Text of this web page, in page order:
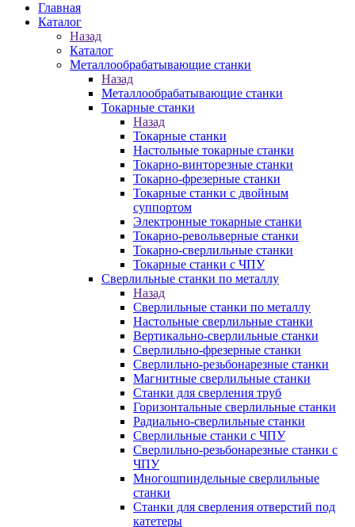
Главная
Каталог
Назад
Каталог
Металлообрабатывающие станки
Назад
Металлообрабатывающие станки
Токарные станки
Назад
Токарные станки
Настольные токарные станки
Токарно-винторезные станки
Токарно-фрезерные станки
Токарные станки с двойным
суппортом
Электронные токарные станки
Токарно-револьверные станки
Токарно-сверлильные станки
Токарные станки с ЧПУ
Сверлильные станки по металлу
Назад
Сверлильные станки по металлу
Настольные сверлильные станки
Вертикально-сверлильные станки
Сверлильно-фрезерные станки
Сверлильно-резьбонарезные станки
Магнитные сверлильные станки
Станки для сверления труб
Горизонтальные сверлильные станки
Радиально-сверлильные станки
Сверлильные станки с ЧПУ
Сверлильно-резьбонарезные станки с
ЧПУ
Многошпиндельные сверлильные
станки
Станки для сверления отверстий под
катетеры